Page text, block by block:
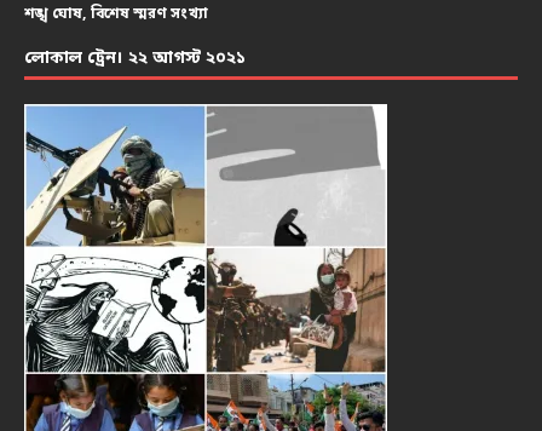
শঙ্খ ঘোষ, বিশেষ স্মরণ সংখ্যা
লোকাল ট্রেন। ২২ আগস্ট ২০২১